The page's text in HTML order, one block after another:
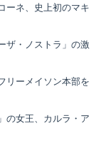
ーネ、史上初のマキ
ザ・ノストラ」の激
リーメイソン本部を
の女王、カルラ・ア